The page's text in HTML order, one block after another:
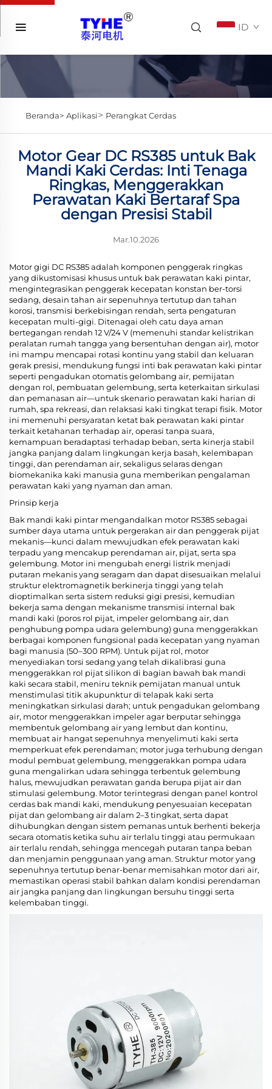
ID
Beranda> Aplikasi> Perangkat Cerdas
Motor Gear DC RS385 untuk Bak
Mandi Kaki Cerdas: Inti Tenaga
Ringkas, Menggerakkan
Perawatan Kaki Bertaraf Spa
dengan Presisi Stabil
Mar.10.2026
Motor gigi DC RS385 adalah komponen penggerak ringkas
yang dikustomisasi khusus untuk bak perawatan kaki pintar,
mengintegrasikan penggerak kecepatan konstan ber-torsi
sedang, desain tahan air sepenuhnya tertutup dan tahan
korosi, transmisi berkebisingan rendah, serta pengaturan
kecepatan multi-gigi. Ditenagai oleh catu daya aman
bertegangan rendah 12 V/24 V (memenuhi standar kelistrikan
peralatan rumah tangga yang bersentuhan dengan air), motor
ini mampu mencapai rotasi kontinu yang stabil dan keluaran
gerak presisi, mendukung fungsi inti bak perawatan kaki pintar
seperti pengadukan otomatis gelombang air, pemijatan
dengan rol, pembuatan gelembung, serta keterkaitan sirkulasi
dan pemanasan air—untuk skenario perawatan kaki harian di
rumah, spa rekreasi, dan relaksasi kaki tingkat terapi fisik. Motor
ini memenuhi persyaratan ketat bak perawatan kaki pintar
terkait ketahanan terhadap air, operasi tanpa suara,
kemampuan beradaptasi terhadap beban, serta kinerja stabil
jangka panjang dalam lingkungan kerja basah, kelembapan
tinggi, dan perendaman air, sekaligus selaras dengan
biomekanika kaki manusia guna memberikan pengalaman
perawatan kaki yang nyaman dan aman.
Prinsip kerja
Bak mandi kaki pintar mengandalkan motor RS385 sebagai
sumber daya utama untuk pergerakan air dan penggerak pijat
mekanis—kunci dalam mewujudkan efek perawatan kaki
terpadu yang mencakup perendaman air, pijat, serta spa
gelembung. Motor ini mengubah energi listrik menjadi
putaran mekanis yang seragam dan dapat disesuaikan melalui
struktur elektromagnetik berkinerja tinggi yang telah
dioptimalkan serta sistem reduksi gigi presisi, kemudian
bekerja sama dengan mekanisme transmisi internal bak
mandi kaki (poros rol pijat, impeler gelombang air, dan
penghubung pompa udara gelembung) guna menggerakkan
berbagai komponen fungsional pada kecepatan yang nyaman
bagi manusia (50–300 RPM). Untuk pijat rol, motor
menyediakan torsi sedang yang telah dikalibrasi guna
menggerakkan rol pijat silikon di bagian bawah bak mandi
kaki secara stabil, meniru teknik pemijatan manual untuk
menstimulasi titik akupunktur di telapak kaki serta
meningkatkan sirkulasi darah; untuk pengadukan gelombang
air, motor menggerakkan impeler agar berputar sehingga
membentuk gelombang air yang lembut dan kontinu,
membuat air hangat sepenuhnya menyelimuti kaki serta
memperkuat efek perendaman; motor juga terhubung dengan
modul pembuat gelembung, menggerakkan pompa udara
guna mengalirkan udara sehingga terbentuk gelembung
halus, mewujudkan perawatan ganda berupa pijat air dan
stimulasi gelembung. Motor terintegrasi dengan panel kontrol
cerdas bak mandi kaki, mendukung penyesuaian kecepatan
pijat dan gelombang air dalam 2–3 tingkat, serta dapat
dihubungkan dengan sistem pemanas untuk berhenti bekerja
secara otomatis ketika suhu air terlalu tinggi atau permukaan
air terlalu rendah, sehingga mencegah putaran tanpa beban
dan menjamin penggunaan yang aman. Struktur motor yang
sepenuhnya tertutup benar-benar memisahkan motor dari air,
memastikan operasi stabil bahkan dalam kondisi perendaman
air jangka panjang dan lingkungan bersuhu tinggi serta
kelembaban tinggi.